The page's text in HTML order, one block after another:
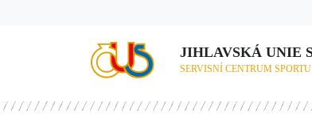
JIHLAVSKÁ UNIE
SERVISNÍ CENTRUM SPORTU